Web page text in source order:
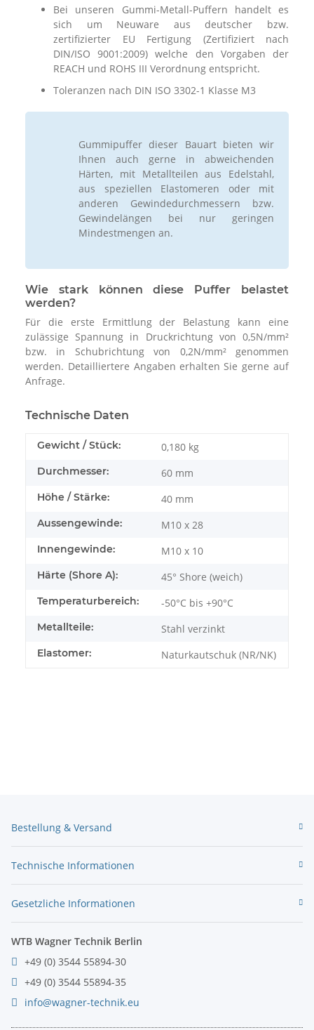
Bei unseren Gummi-Metall-Puffern handelt es
sich um Neuware aus deutscher bzw.
zertifizierter EU Fertigung (Zertifiziert nach
DIN/ISO 9001:2009) welche den Vorgaben der
REACH und ROHS III Verordnung entspricht.
Toleranzen nach DIN ISO 3302-1 Klasse M3
Gummipuffer dieser Bauart bieten wir
Ihnen auch gerne in abweichenden
Härten, mit Metallteilen aus Edelstahl,
aus speziellen Elastomeren oder mit
anderen Gewindedurchmessern bzw.
Gewindelängen bei nur geringen
Mindestmengen an.
Wie stark können diese Puffer belastet
werden?
Für die erste Ermittlung der Belastung kann eine
zulässige Spannung in Druckrichtung von 0,5N/mm²
bzw. in Schubrichtung von 0,2N/mm² genommen
werden. Detailliertere Angaben erhalten Sie gerne auf
Anfrage.
Technische Daten
Gewicht / Stück: 0,180 kg
Durchmesser: 60 mm
Höhe / Stärke: 40 mm
Aussengewinde: M10 x 28
Innengewinde: M10 x 10
Härte (Shore A): 45° Shore (weich)
Temperaturbereich: -50°C bis +90°C
Metallteile: Stahl verzinkt
Elastomer: Naturkautschuk (NR/NK)
Bestellung & Versand
Technische Informationen
Gesetzliche Informationen
WTB Wagner Technik Berlin
+49 (0) 3544 55894-30
+49 (0) 3544 55894-35
info@wagner-technik.eu